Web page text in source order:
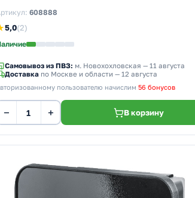
608888
5,0(2)
Самовывоз из ПВЗ: м. Новохохловская — 11 августа
Доставка по Москве и области — 12 августа
пользователю начислим 56 бонусов
− + В корзину